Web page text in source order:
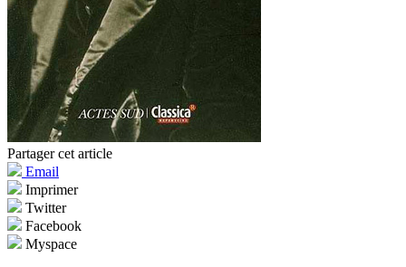
Partager cet article
Email
Imprimer
Twitter
Facebook
Myspace